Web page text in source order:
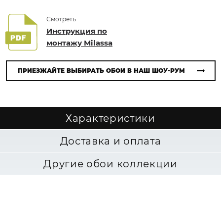
Смотреть
Инструкция по
монтажу Milassa
ПРИЕЗЖАЙТЕ ВЫБИРАТЬ ОБОИ В НАШ ШОУ-РУМ
Характеристики
Доставка и оплата
Другие обои коллекции